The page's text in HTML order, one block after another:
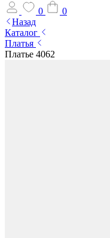
0
0
Назад
Каталог
Платья
Платье 4062